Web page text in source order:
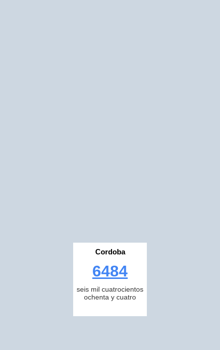
Cordoba
6484
seis mil cuatrocientos
ochenta y cuatro